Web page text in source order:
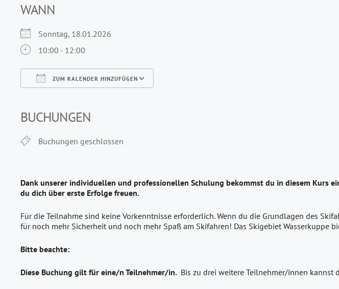
WANN
Sonntag, 18.01.2026
10:00 - 12:00
ZUM KALENDER HINZUFÜGEN
BUCHUNGEN
Buchungen geschlossen
Dank unserer individuellen und professionellen Schulung bekommst du in diesem Kurs
du dich über erste Erfolge freuen.
Für die Teilnahme sind keine Vorkenntnisse erforderlich. Wenn du die Grundlagen des
für noch mehr Sicherheit und noch mehr Spaß am Skifahren! Das Skigebiet Wasserkuppe
Bitte beachte:
Diese Buchung gilt für eine/n Teilnehmer/in. Bis zu drei weitere Teilnehmer/innen kannst